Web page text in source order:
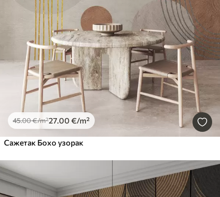
45.00€/m²27.00 €/m²
Сажетак Бохо узорак